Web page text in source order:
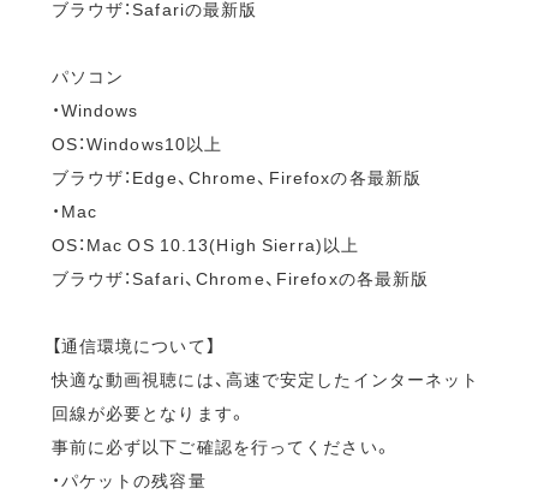
ブラウザ：Safariの最新版
パソコン
・Windows
OS：Windows10以上
ブラウザ：Edge、Chrome、Firefoxの各最新版
・Mac
OS：Mac OS 10.13(High Sierra)以上
ブラウザ：Safari、Chrome、Firefoxの各最新版
【通信環境について】
快適な動画視聴には、高速で安定したインターネット
回線が必要となります。
事前に必ず以下ご確認を行ってください。
・パケットの残容量